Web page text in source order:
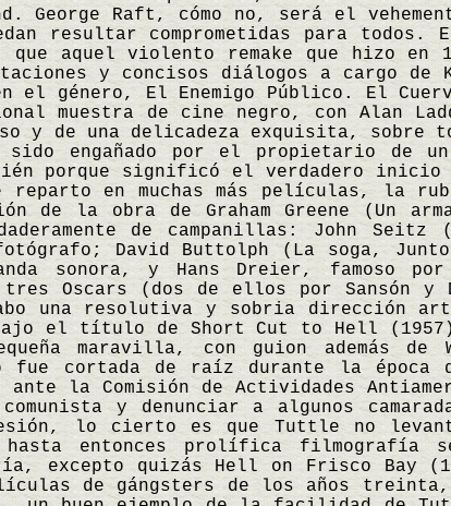
George Raft, cómo no, será el
resultar comprometidas para
que aquel violento remake que hizo en
y concisos diálogos a cargo de
el género, El Enemigo Público. El
muestra de cine negro, con Alan
y de una delicadeza exquisita, sobre
sido engañado por el propietario de
porque significó el verdadero
reparto en muchas más películas, la
de la obra de Graham Greene (Un
de campanillas: John
David Buttolph (La soga,
sonora, y Hans Dreier, famoso
tres Oscars (dos de ellos por Sansón
una resolutiva y sobria dirección
bajo el título de Short Cut to Hell
maravilla, con guion además
fue cortada de raíz durante la época
la Comisión de Actividades
y denunciar a algunos
lo cierto es que Tuttle no
hasta entonces prolífica filmografía
excepto quizás Hell on Frisco Bay
de gángsters de los años treinta,